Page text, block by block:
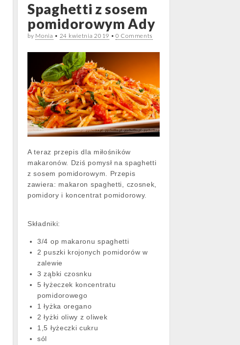
Spaghetti z sosem
pomidorowym Ady
by Monia • 24 kwietnia 2019 •0 Comments
A teraz przepis dla miłośników
makaronów. Dziś pomysł na spaghetti
z sosem pomidorowym. Przepis
zawiera: makaron spaghetti, czosnek,
pomidory i koncentrat pomidorowy.
Składniki:
3/4 op makaronu spaghetti
2 puszki krojonych pomidorów w
zalewie
3 ząbki czosnku
5 łyżeczek koncentratu
pomidorowego
1 łyżka oregano
2 łyżki oliwy z oliwek
1,5 łyżeczki cukru
sól